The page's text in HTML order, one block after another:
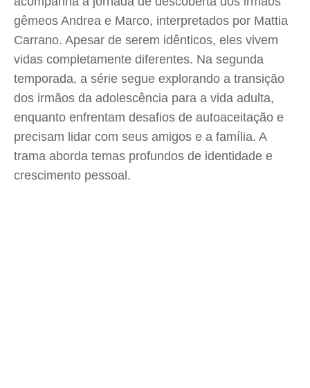
gêmeos Andrea e Marco, interpretados por Mattia
Carrano. Apesar de serem idênticos, eles vivem
vidas completamente diferentes. Na segunda
temporada, a série segue explorando a transição
dos irmãos da adolescência para a vida adulta,
enquanto enfrentam desafios de autoaceitação e
precisam lidar com seus amigos e a família. A
trama aborda temas profundos de identidade e
crescimento pessoal.